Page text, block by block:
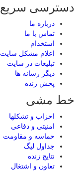
دسترسی سریع
درباره ما
تماس با ما
استخدام
اعلام مشکل سایت
تبلیغات در سایت
ديگر رسانه ها
پخش زنده
خط مشی
احزاب و تشکلها
امنیتی و دفاعی
حماسه و مقاومت
جداول لیگ
نتایج زنده
تعاون و اشتغال